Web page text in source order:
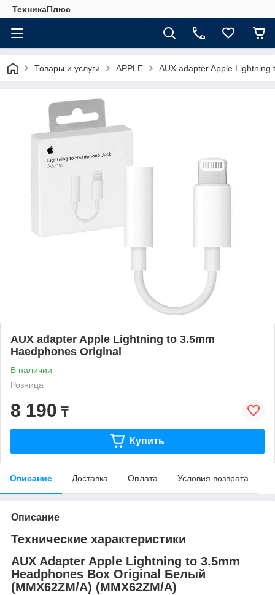
ТехникаПлюс
Товары и услуги APPLE AUX adapter Apple
AUX adapter Apple Lightning to 3.5mm
Haedphones Original
В наличии
Розница
8 190 ₸
Купить
Описание Доставка Оплата Условия возврата
Описание
Технические характеристики
AUX Adapter Apple Lightning to 3.5mm
Headphones Box Original Белый
(MMX62ZM/A) (MMX62ZM/A)